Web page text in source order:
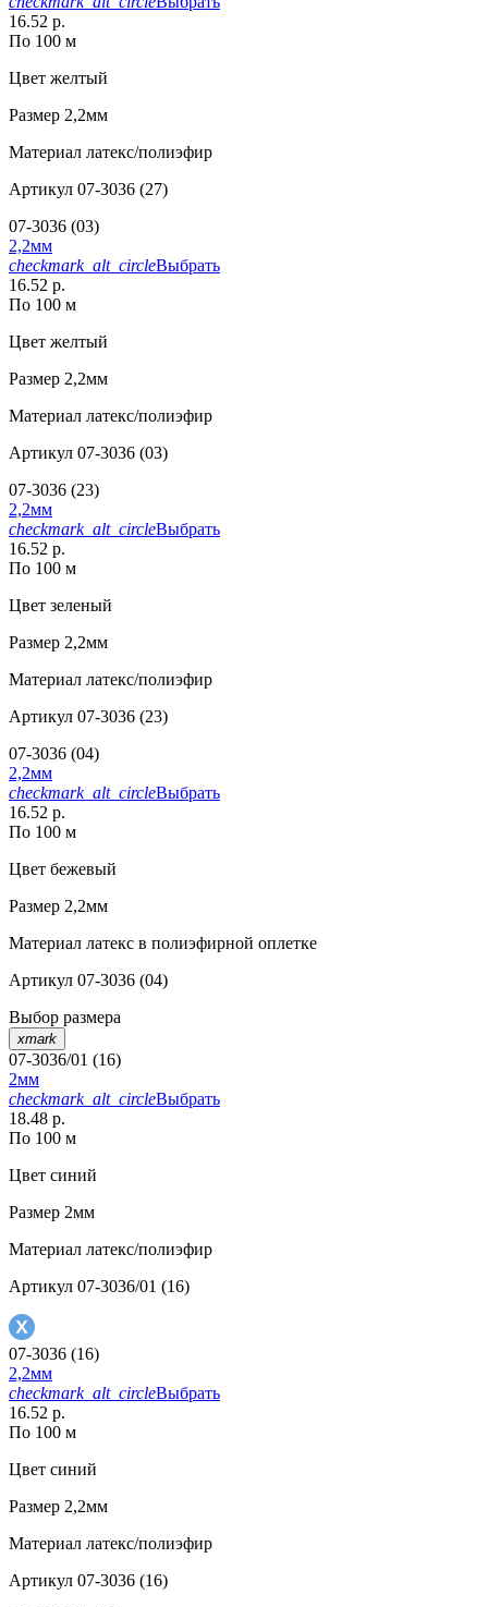
16.52 р.
По 100 м
Цвет желтый
Размер 2,2мм
Материал латекс/полиэфир
Артикул 07-3036 (27)
07-3036 (03)
2,2мм
checkmark_alt_circleВыбрать
16.52 р.
По 100 м
Цвет желтый
Размер 2,2мм
Материал латекс/полиэфир
Артикул 07-3036 (03)
07-3036 (23)
2,2мм
checkmark_alt_circleВыбрать
16.52 р.
По 100 м
Цвет зеленый
Размер 2,2мм
Материал латекс/полиэфир
Артикул 07-3036 (23)
07-3036 (04)
2,2мм
checkmark_alt_circleВыбрать
16.52 р.
По 100 м
Цвет бежевый
Размер 2,2мм
Материал латекс в полиэфирной оплетке
Артикул 07-3036 (04)
Выбор размера
xmark
07-3036/01 (16)
2мм
checkmark_alt_circleВыбрать
18.48 р.
По 100 м
Цвет синий
Размер 2мм
Материал латекс/полиэфир
Артикул 07-3036/01 (16)
07-3036 (16)
2,2мм
checkmark_alt_circleВыбрать
16.52 р.
По 100 м
Цвет синий
Размер 2,2мм
Материал латекс/полиэфир
Артикул 07-3036 (16)